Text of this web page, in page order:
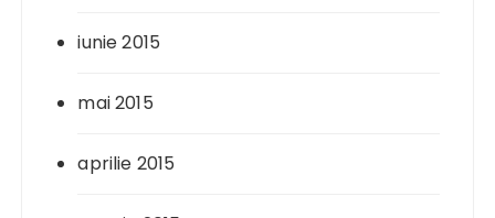
iunie 2015
mai 2015
aprilie 2015